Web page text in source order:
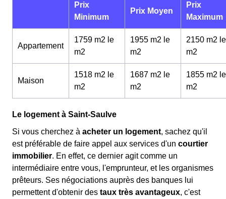
Prix
Minimum
Prix Moyen
Prix
Maximum
Appartement
1759 m2 le
m2
1955 m2 le
m2
2150 m2 le
m2
Maison
1518 m2 le
m2
1687 m2 le
m2
1855 m2 le
m2
Le logement à Saint-Saulve
Si vous cherchez à acheter un logement, sachez qu'il
est préférable de faire appel aux services d'un courtier
immobilier. En effet, ce dernier agit comme un
intermédiaire entre vous, l'emprunteur, et les organismes
prêteurs. Ses négociations auprès des banques lui
permettent d'obtenir des taux très avantageux, c'est